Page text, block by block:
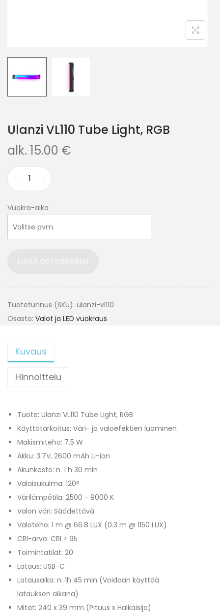
Ulanzi VL110 Tube Light, RGB
alk. 15.00 €
Vuokra-aika
Tuotetunnus (SKU): ulanzi-vl110
Osasto: Valot ja LED vuokraus
Kuvaus
Hinnoittelu
Tuote: Ulanzi VL110 Tube Light, RGB
Käyttötarkoitus: Väri- ja valoefektien luominen
Makismiteho: 7.5 W
Akku: 3.7V, 2600 mAh Li-ion
Akunkesto: n. 1 h 30 min
Valaisukulma: 120°
Värilämpötila: 2500 - 9000 K
Valon väri: Säädettävä
Valoteho: 1 m @ 66.8 LUX (0.3 m @ 1150 LUX)
CRI-arvo: CRI > 95
Toimintatilat: 20
Lataus: USB-C
Latausaika: n. 1h 45 min (Voidaan käyttää
latauksen aikana)
Mitat: 240 x 39 mm (Pituus x Halkaisija)